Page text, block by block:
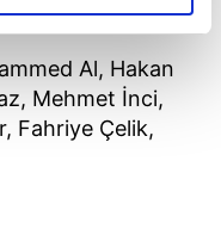
ve bu noktada,
noktasında tek gelir
isteriz.
izin vermedikleri
Al, Hakan
Mehmet İnci,
Fahriye Çelik,